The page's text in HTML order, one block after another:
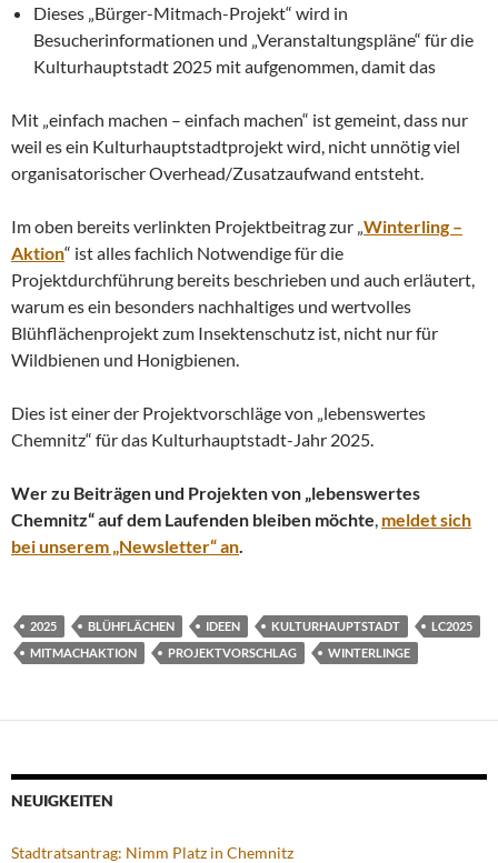
Dieses „Bürger-Mitmach-Projekt“ wird in
Besucherinformationen und „Veranstaltungspläne“ für die
Kulturhauptstadt 2025 mit aufgenommen, damit das
Mit „einfach machen – einfach machen“ ist gemeint, dass nur
weil es ein Kulturhauptstadtprojekt wird, nicht unnötig viel
organisatorischer Overhead/Zusatzaufwand entsteht.
Im oben bereits verlinkten Projektbeitrag zur „ Winterling –
Aktion“ ist alles fachlich Notwendige für die
Projektdurchführung bereits beschrieben und auch erläutert,
warum es ein besonders nachhaltiges und wertvolles
Blühflächenprojekt zum Insektenschutz ist, nicht nur für
Wildbienen und Honigbienen.
Dies ist einer der Projektvorschläge von „lebenswertes
Chemnitz“ für das Kulturhauptstadt-Jahr 2025.
Wer zu Beiträgen und Projekten von „lebenswertes
Chemnitz“ auf dem Laufenden bleiben möchte meldet sich
bei unserem „Newsletter“ an
2025 BLÜHFLÄCHEN IDEEN KULTURHAUPTSTADT
LC2025
MITMACHAKTION
PROJEKTVORSCHLAG WINTERLINGE
NEUIGKEITEN
Stadtratsantrag: Nimm Platz in Chemnitz